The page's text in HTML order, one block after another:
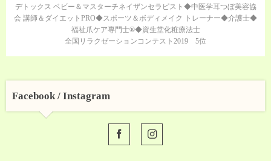
デトックス ベビー＆マスターチネイザンセラピスト◆中医学耳つぼ美容協
会 講師＆ダイエットPRO◆スポーツ＆ボディメイク トレーナー◆介護士◆
福祉爪ケア専門士®◆資生堂化粧療法士
全国リラクゼーションコンテスト2019 5位
Facebook / Instagram